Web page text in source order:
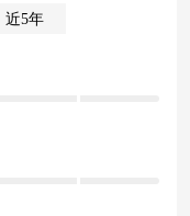
近5年